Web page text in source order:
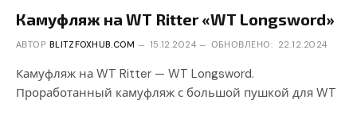
Камуфляж на WT Ritter «WT Longsword»
АВТОР BLITZFOXHUB.COM 15.12.2024 ОБНОВЛЕНО: 22.12.2024
Камуфляж на WT Ritter — WT Longsword.
Проработанный камуфляж с большой пушкой для WT